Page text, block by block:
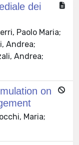
dei
Paolo Maria;
Andrea;
Andrea;
on
Maria;